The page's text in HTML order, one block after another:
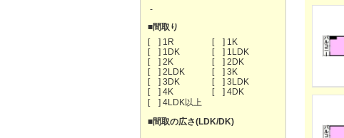
-
■間取り
[ ] 1R
[ ] 1K
[ ] 1DK
[ ] 1LDK
[ ] 2K
[ ] 2DK
[ ] 2LDK
[ ] 3K
[ ] 3DK
[ ] 3LDK
[ ] 4K
[ ] 4DK
[ ] 4LDK以上
■間取の広さ(LDK/DK)